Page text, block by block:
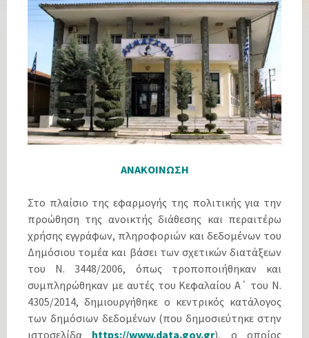
ΑΝΑΚΟΙΝΩΣΗ
Στο πλαίσιο της εφαρμογής της πολιτικής για την
προώθηση της ανοικτής διάθεσης και περαιτέρω
χρήσης εγγράφων, πληροφοριών και δεδομένων του
Δημόσιου τομέα και βάσει των σχετικών διατάξεων
του Ν. 3448/2006, όπως τροποποιήθηκαν και
συμπληρώθηκαν με αυτές του Κεφαλαίου Α΄ του Ν.
4305/2014, δημιουργήθηκε ο κεντρικός κατάλογος
των δημόσιων δεδομένων (που δημοσιεύτηκε στην
ιστοσελίδα https://www.data.gov.gr), ο οποίος